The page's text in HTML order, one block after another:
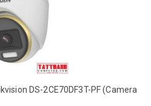
DS-2CE70DF3T-PF (Camera